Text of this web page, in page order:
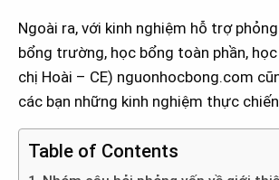
Ngoài ra, với kinh nghiệm hỗ trợ
bổng trường, học bổng toàn phần,
chị Hoài – CE) nguonhocbong.com
các bạn những kinh nghiệm thực
Table of Contents